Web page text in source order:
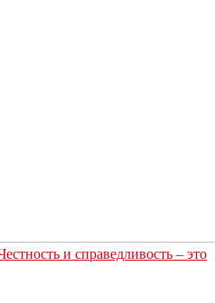
и справедливость – это